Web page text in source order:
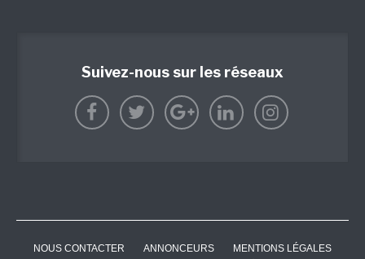
Suivez-nous sur les réseaux
NOUS CONTACTER ANNONCEURS
MENTIONS LÉGALES